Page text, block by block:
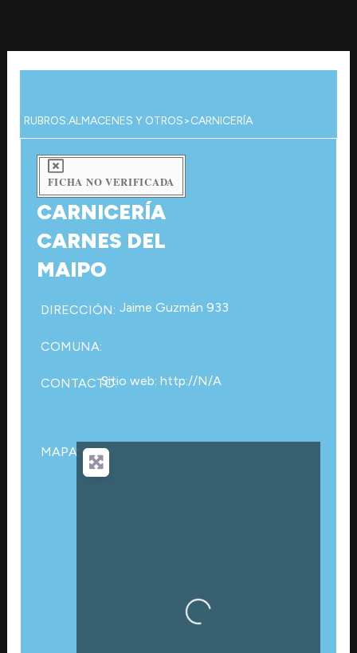
contenido
RUBROS:ALMACENES Y OTROS>CARNICERÍA
FICHA NO VERIFICADA
CARNICERÍA
CARNES DEL
MAIPO
DIRECCIÓN: Jaime Guzmán 933
COMUNA:
CONTACTO:Sitio web: http://N/A
MAPA:
Cargando…